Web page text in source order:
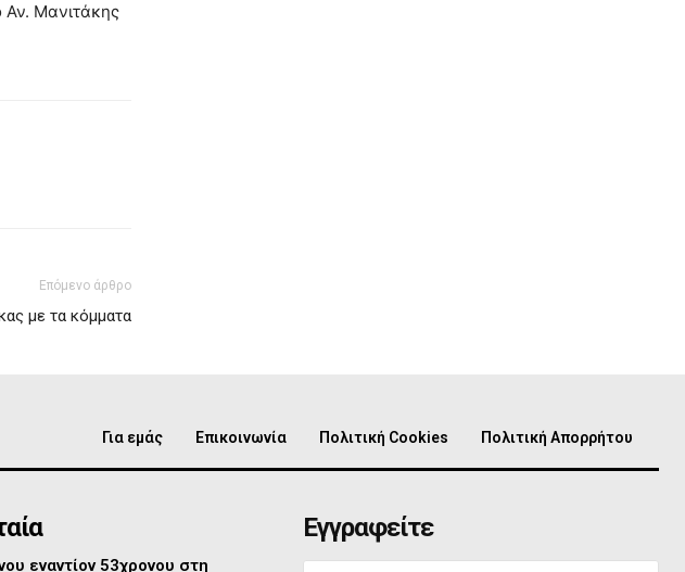
Αν. Μανιτάκης
Επόμενο άρθρο
με τα κόμματα
Για εμάς Επικοινωνία Πολιτική Cookies Πολιτική Απορρήτου
εναντίον 53χρονου στη
Εγγραφείτε